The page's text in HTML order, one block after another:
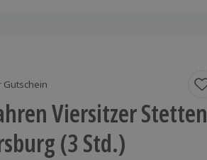
Gutschein
Viersitzer Stetten
(3 Std.)